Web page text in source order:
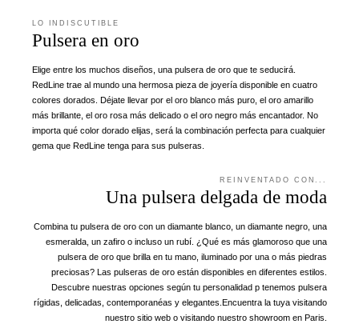
LO INDISCUTIBLE
Pulsera en oro
Elige entre los muchos diseños, una pulsera de oro que te seducirá.
RedLine trae al mundo una hermosa pieza de joyería disponible en cuatro
colores dorados. Déjate llevar por el oro blanco más puro, el oro amarillo
más brillante, el oro rosa más delicado o el oro negro más encantador. No
importa qué color dorado elijas, será la combinación perfecta para cualquier
gema que RedLine tenga para sus pulseras.
REINVENTADO CON...
Una pulsera delgada de moda
Combina tu pulsera de oro con un diamante blanco, un diamante negro, una
esmeralda, un zafiro o incluso un rubí. ¿Qué es más glamoroso que una
pulsera de oro que brilla en tu mano, iluminado por una o más piedras
preciosas? Las pulseras de oro están disponibles en diferentes estilos.
Descubre nuestras opciones según tu personalidad p tenemos pulsera
rígidas, delicadas, contemporanéas y elegantes.Encuentra la tuya visitando
nuestro sitio web o visitando nuestro showroom en Paris.